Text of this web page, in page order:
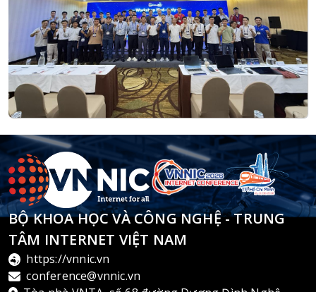
BỘ KHOA HỌC VÀ CÔNG NGHỆ - TRUNG
TÂM INTERNET VIỆT NAM
https://vnnic.vn
conference@vnnic.vn